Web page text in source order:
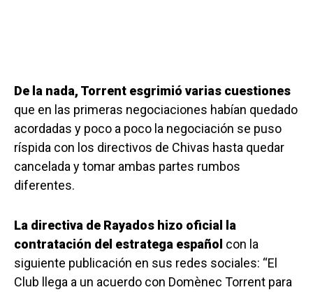
De la nada, Torrent esgrimió varias cuestiones
que en las primeras negociaciones habían quedado
acordadas y poco a poco la negociación se puso
ríspida con los directivos de Chivas hasta quedar
cancelada y tomar ambas partes rumbos
diferentes.
La directiva de Rayados hizo oficial la
contratación del estratega español con la
siguiente publicación en sus redes sociales: “El
Club llega a un acuerdo con Domènec Torrent para